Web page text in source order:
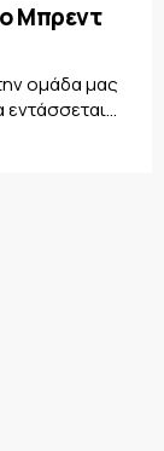
Μπρεντ
ομάδα μας